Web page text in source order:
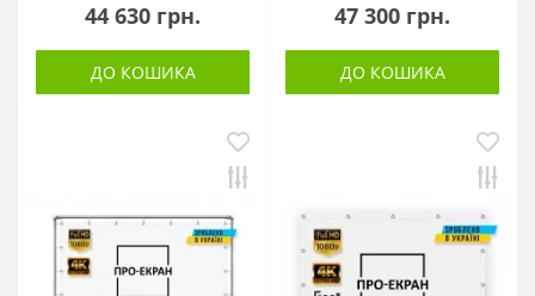
44 630 грн.
ДО КОШИКА
47 300 грн.
ДО КОШИКА